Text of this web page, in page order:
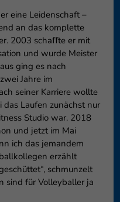
eine Leidenschaft –
an das komplette
2003 schaﬀte er mit
und wurde Meister
ging es nach
Jahre im
seiner Karriere wollte
Laufen zunächst nur
Studio war. 2018
und jetzt im Mai
ich das jemandem
erzählt
schmunzelt
sind für Volleyballer ja